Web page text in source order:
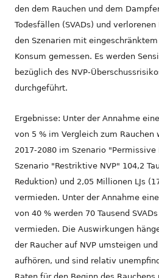
den dem Rauchen und dem
Todesfällen (SVADs) und verlorenen
den Szenarien mit
Konsum gemessen. Es werden
bezüglich des NVP-
durchgeführt.
Ergebnisse: Unter der Annahme
von 5 % im Vergleich zum
2017-2080 im Szenario "Permissive
Szenario "Restriktive NVP" 104,2
Reduktion) und 2,05 Millionen LJs
vermieden. Unter der Annahme
von 40 % werden 70 Tausend
vermieden. Die Auswirkungen
der Raucher auf NVP umsteigen
aufhören, und sind relativ